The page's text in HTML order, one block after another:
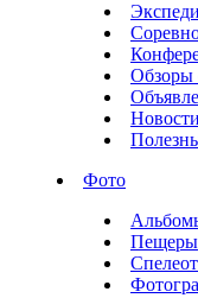
Обзоры
Новости
Фото
Пещеры